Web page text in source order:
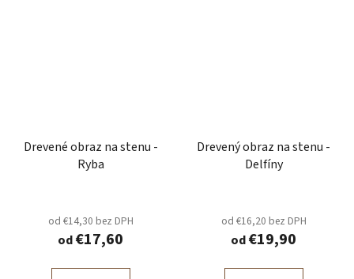
Drevené obraz na stenu -
Ryba
od €14,30 bez DPH
od€17,60
Drevený obraz na stenu -
Delfíny
od €16,20 bez DPH
od€19,90